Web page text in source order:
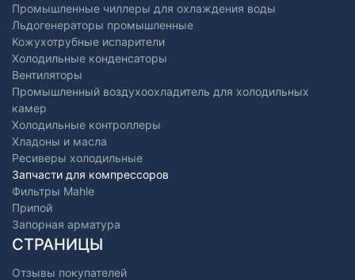
Промышленные чиллеры для охлаждения воды
Льдогенераторы промышленные
Кожухотрубные испарители
Холодильные конденсаторы
Вентиляторы
Промышленный воздухоохладитель для холодильных
камер
Холодильные контроллеры
Хладоны и масла
Ресиверы холодильные
Запчасти для компрессоров
Фильтры Mahle
Припой
Запорная арматура
СТРАНИЦЫ
Отзывы покупателей